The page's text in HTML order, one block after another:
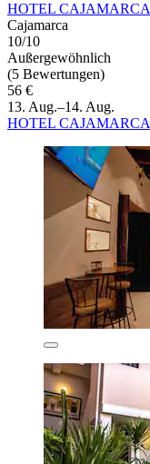
HOTEL CAJAMARCA
Cajamarca
10/10
Außergewöhnlich
(5 Bewertungen)
56 €
13. Aug.–14. Aug.
HOTEL CAJAMARCA